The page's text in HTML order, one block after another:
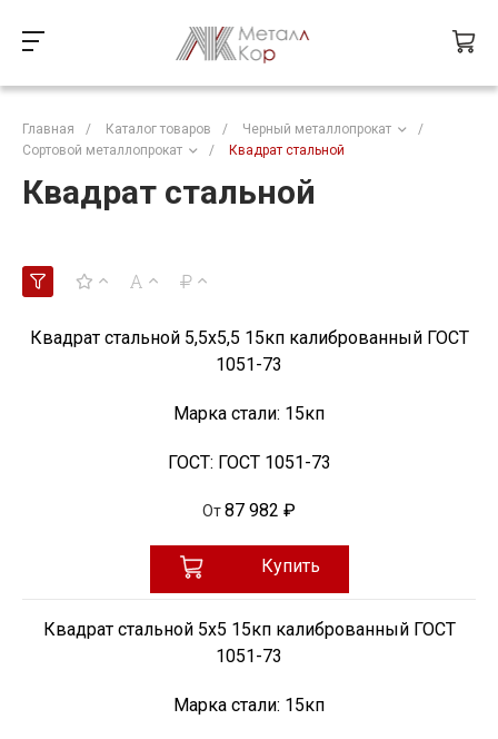
Главная / Каталог товаров / Черный металлопрокат
/
Сортовой металлопрокат
/ Квадрат стальной
Квадрат стальной
Квадрат стальной 5,5х5,5 15кп калиброванный ГОСТ
1051-73
Марка стали: 15кп
ГОСТ: ГОСТ 1051-73
От87 982 ₽
Купить
Квадрат стальной 5х5 15кп калиброванный ГОСТ
1051-73
Марка стали: 15кп